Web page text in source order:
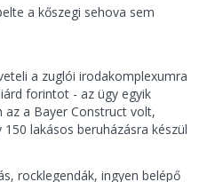
a kőszegi sehova sem
a zuglói irodakomplexumra
forintot - az ügy egyik
az a Bayer Construct volt,
lakásos beruházásra készül
rocklegendák, ingyen belépő